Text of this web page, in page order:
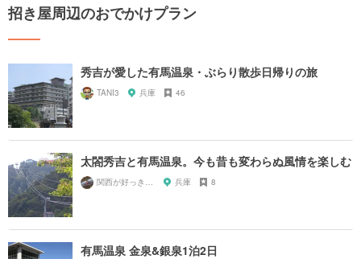
招き屋周辺のおでかけプラン
秀吉が愛した有馬温泉・ぶらり散歩日帰りの旅
TANI3 兵庫 46
太閤秀吉と有馬温泉。今も昔も変わらぬ風情を楽しむ
関西が好っきゃねん 兵庫 8
有馬温泉 金泉&銀泉1泊2日